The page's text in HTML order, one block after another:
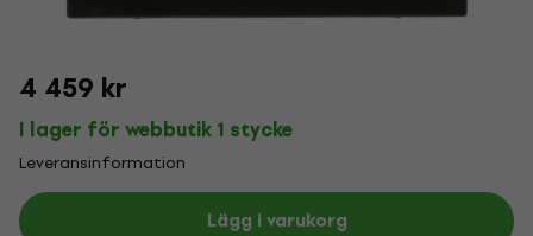
4 459 kr
I lager för webbutik 1 stycke
Leveransinformation
Lägg i varukorg